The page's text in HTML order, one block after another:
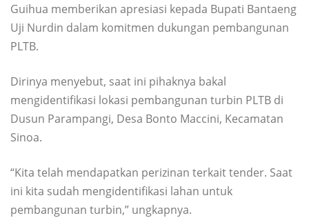
Guihua memberikan apresiasi kepada Bupati Bantaeng
Uji Nurdin dalam komitmen dukungan pembangunan
PLTB.
Dirinya menyebut, saat ini pihaknya bakal
mengidentifikasi lokasi pembangunan turbin PLTB di
Dusun Parampangi, Desa Bonto Maccini, Kecamatan
Sinoa.
“Kita telah mendapatkan perizinan terkait tender. Saat
ini kita sudah mengidentifikasi lahan untuk
pembangunan turbin,” ungkapnya.